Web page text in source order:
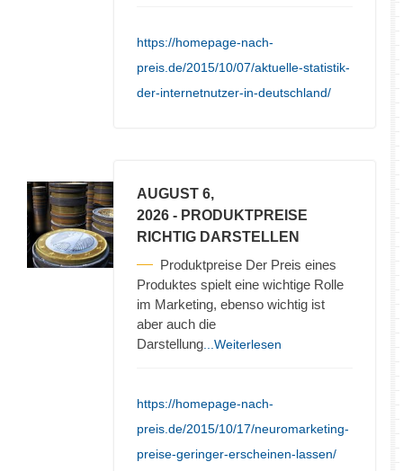
https://homepage-nach-
preis.de/2015/10/07/aktuelle-statistik-
der-internetnutzer-in-deutschland/
AUGUST 6,
2026 - PRODUKTPREISE
RICHTIG DARSTELLEN
Produktpreise Der Preis eines
Produktes spielt eine wichtige Rolle
im Marketing, ebenso wichtig ist
aber auch die
Darstellung ...Weiterlesen
https://homepage-nach-
preis.de/2015/10/17/neuromarketing-
preise-geringer-erscheinen-lassen/